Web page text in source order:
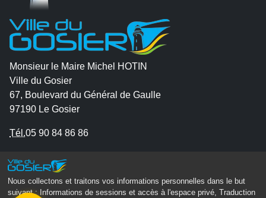
Nous collectons et traitons vos informations personnelles dans le but
suivant :
Informations de sessions et accès à l'espace privé, Traduction
Monsieur le Maire Michel HOTIN
Ville du Gosier
67, Boulevard du Général de Gaulle
97190 Le Gosier
Tél.05 90 84 86 86
Contacter la P.R.A.D.A
Contactez le délégué à la protection des données